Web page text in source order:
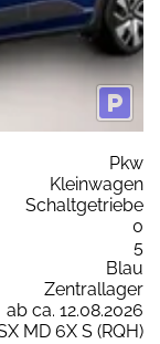
Pkw
Kleinwagen
Schaltgetriebe
0
5
Blau
Zentrallager
ab ca. 12.08.2026
MD 6X S (RQH)